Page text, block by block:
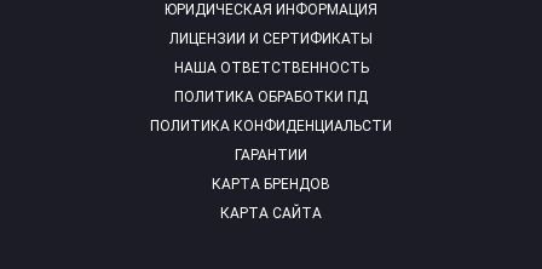
ЮРИДИЧЕСКАЯ ИНФОРМАЦИЯ
ЛИЦЕНЗИИ И СЕРТИФИКАТЫ
НАША ОТВЕТСТВЕННОСТЬ
ПОЛИТИКА ОБРАБОТКИ ПД
ПОЛИТИКА КОНФИДЕНЦИАЛЬСТИ
ГАРАНТИИ
КАРТА БРЕНДОВ
КАРТА САЙТА